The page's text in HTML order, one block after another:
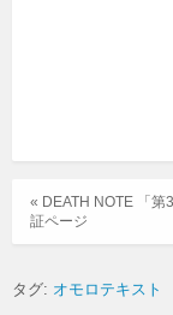
« DEATH NOTE 「第
証ページ
タグ: オモロテキスト